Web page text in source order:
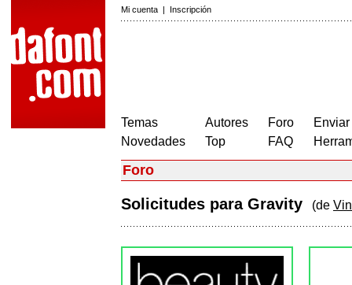
Mi cuenta | Inscripción
Temas
Novedades
Autores
Top
Foro
FAQ
Foro
Solicitudes para Gravity (de